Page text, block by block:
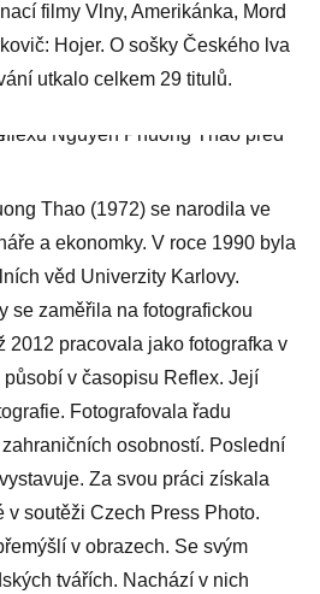
filmy Vlny, Amerikánka, Mord
Hojer. O sošky Českého lva
utkalo celkem 29 titulů.
Thao (1972) se narodila ve
a ekonomky. V roce 1990 byla
věd Univerzity Karlovy.
se zaměřila na fotografickou
2012 pracovala jako fotografka v
v časopisu Reflex. Její
Fotografovala řadu
osobností. Poslední
Za svou práci získala
v soutěži Czech Press Photo.
v obrazech. Se svým
tvářích. Nachází v nich